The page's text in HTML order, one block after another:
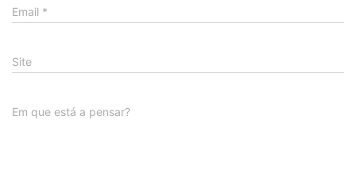
Email *
Site
Em que está a pensar?